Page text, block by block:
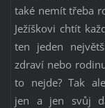
také nemít třeba
Ježíškovi chtít
ten jeden
zdraví nebo
to nejde? Tak
jen a jen svůj